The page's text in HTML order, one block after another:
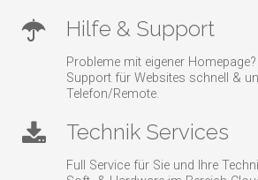
Hilfe & Support
Probleme mit eigener
Support für Websites schnell &
Telefon/Remote.
Technik Services
Full Service für Sie und Ihre